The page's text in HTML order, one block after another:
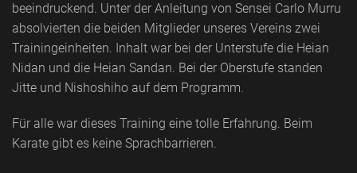
beeindruckend. Unter der Anleitung von Sensei Carlo Murru
absolvierten die beiden Mitglieder unseres Vereins zwei
Trainingeinheiten. Inhalt war bei der Unterstufe die Heian
Nidan und die Heian Sandan. Bei der Oberstufe standen
Jitte und Nishoshiho auf dem Programm.
Für alle war dieses Training eine tolle Erfahrung. Beim
Karate gibt es keine Sprachbarrieren.